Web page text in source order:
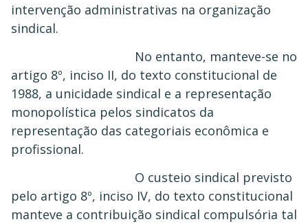
intervenção administrativas na organização
sindical.
No entanto, manteve-se no
artigo 8º, inciso II, do texto constitucional de
1988, a unicidade sindical e a representação
monopolística pelos sindicatos da
representação das categoriais econômica e
profissional.
O custeio sindical previsto
pelo artigo 8º, inciso IV, do texto constitucional
manteve a contribuição sindical compulsória tal